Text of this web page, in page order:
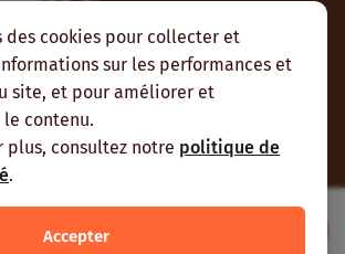
des cookies pour collecter et
sur les performances et
site, et pour améliorer et
contenu.
plus, consultez notre politique de
.
Accepter
vous abonner à nos flux RSS et nous
sociaux.
le soutien de l’Agence